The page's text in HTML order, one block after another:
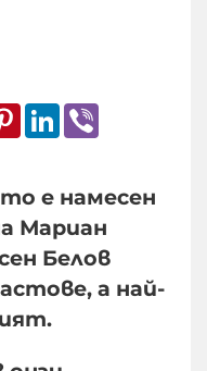
Pinterest
LinkedIn
е намесен
Мариан
Белов
а най-